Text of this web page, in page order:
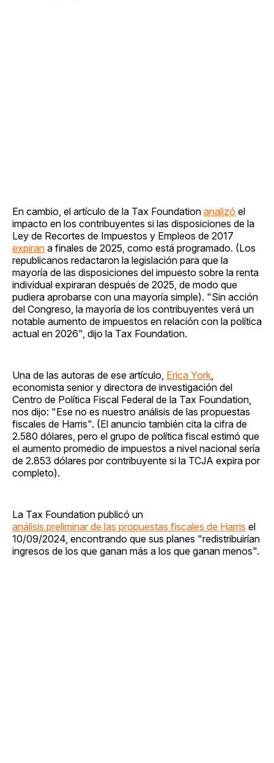
En cambio, el artículo de la Tax Foundation analizó el
impacto en los contribuyentes si las disposiciones de la
Ley de Recortes de Impuestos y Empleos de 2017
expiran a finales de 2025, como está programado. (Los
republicanos redactaron la legislación para que la
mayoría de las disposiciones del impuesto sobre la renta
individual expiraran después de 2025, de modo que
pudiera aprobarse con una mayoría simple). "Sin acción
del Congreso, la mayoría de los contribuyentes verá un
notable aumento de impuestos en relación con la política
actual en 2026", dijo la Tax Foundation.
Una de las autoras de ese artículo, Erica York,
economista senior y directora de investigación del
Centro de Política Fiscal Federal de la Tax Foundation,
nos dijo: "Ese no es nuestro análisis de las propuestas
fiscales de Harris". (El anuncio también cita la cifra de
2.580 dólares, pero el grupo de política fiscal estimó que
el aumento promedio de impuestos a nivel nacional sería
de 2.853 dólares por contribuyente si la TCJA expira por
completo).
La Tax Foundation publicó un
análisis preliminar de las propuestas fiscales de Harris el
10/09/2024, encontrando que sus planes "redistribuirían
ingresos de los que ganan más a los que ganan menos".